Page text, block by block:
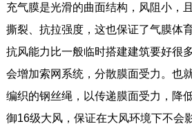
充气膜是光滑的曲面结构，风阻小，
撕裂、抗拉强度，这也保证了气膜体
抗风能力比一般临时搭建建筑要好很
会增加索网系统，分散膜面受力。也
编织的钢丝绳，以传递膜面受力，降
御16级大风，保证在大风环境下不会